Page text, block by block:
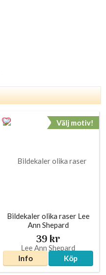
Välj motiv!
Bildekaler olika raser Lee
Ann Shepard
39 kr
Info Köp